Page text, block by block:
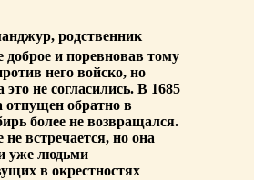
родственник
и поревновав тому
него войско, но
не согласились. В 1685
отпущен обратно в
более не возвращался.
встречается, но она
уже людьми
в окрестностях